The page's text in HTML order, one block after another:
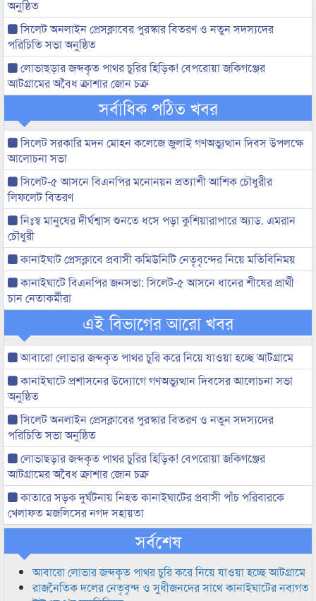
অনুষ্ঠিত
সিলেট অনলাইন প্রেসক্লাবের পুরস্কার বিতরণ ও নতুন সদস্যদের
পরিচিতি সভা অনুষ্ঠিত
লোভাছড়ার জব্দকৃত পাথর চুরির হিড়িক! বেপরোয়া জকিগঞ্জের
আটগ্রামের অবৈধ ক্রাশার জোন চক্র
সর্বাধিক পঠিত খবর
সিলেট সরকারি মদন মোহন কলেজে জুলাই গণঅভ্যুত্থান দিবস উপলক্ষে
আলোচনা সভা
সিলেট-৫ আসনে বিএনপির মনোনয়ন প্রত্যাশী আশিক চৌধুরীর
লিফলেট বিতরণ
নিঃস্ব মানুষের দীর্ঘশ্বাস শুনতে ধসে পড়া কুশিয়ারাপারে অ্যাড. এমরান
চৌধুরী
কানাইঘাট প্রেসক্লাবে প্রবাসী কমিউনিটি নেতৃবৃন্দের নিয়ে মতিবিনিময়
কানাইঘাটে বিএনপির জনসভা: সিলেট-৫ আসনে ধানের শীষের প্রার্থী
চান নেতাকর্মীরা
এই বিভাগের আরো খবর
আবারো লোভার জব্দকৃত পাথর চুরি করে নিয়ে যাওয়া হচ্ছে আটগ্রামে
কানাইঘাটে প্রশাসনের উদ্যোগে গণঅভ্যুত্থান দিবসের আলোচনা সভা
অনুষ্ঠিত
সিলেট অনলাইন প্রেসক্লাবের পুরস্কার বিতরণ ও নতুন সদস্যদের
পরিচিতি সভা অনুষ্ঠিত
লোভাছড়ার জব্দকৃত পাথর চুরির হিড়িক! বেপরোয়া জকিগঞ্জের
আটগ্রামের অবৈধ ক্রাশার জোন চক্র
কাতারে সড়ক দুর্ঘটনায় নিহত কানাইঘাটের প্রবাসী পাঁচ পরিবারকে
খেলাফত মজলিসের নগদ সহায়তা
সর্বশেষ
আবারো লোভার জব্দকৃত পাথর চুরি করে নিয়ে যাওয়া হচ্ছে আটগ্রামে
রাজনৈতিক দলের নেতৃবৃন্দ ও সুধীজনদের সাথে কানাইঘাটের নবাগত